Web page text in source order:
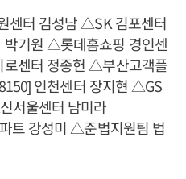
센터 김성남 △SK 김포센터
기원 △롯데홈쇼핑 경인센
센터 정종헌 △부산고객플
인천센터 장지현 △GS
서울센터 남미라
트 강성미 △준법지원팀 법